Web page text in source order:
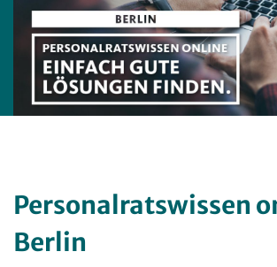
Personalratswissen
Berlin